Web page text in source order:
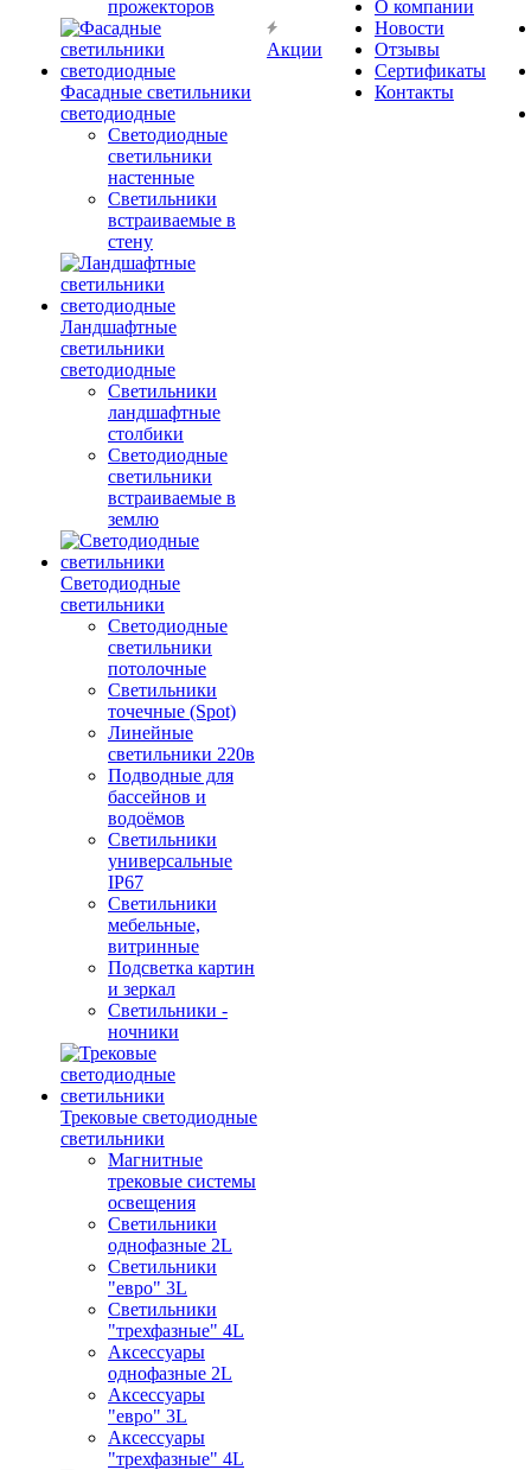
прожекторов
Фасадные светильники
светодиодные
Светодиодные
светильники
настенные
Светильники
встраиваемые в
стену
Ландшафтные
светильники
светодиодные
Светильники
ландшафтные
столбики
Светодиодные
светильники
встраиваемые в
землю
Светодиодные
светильники
Светодиодные
светильники
потолочные
Светильники
точечные (Spot)
Линейные
светильники 220в
Подводные для
бассейнов и
водоёмов
Светильники
универсальные
IP67
Светильники
мебельные,
витринные
Подсветка картин
и зеркал
Светильники -
ночники
Трековые светодиодные
светильники
Магнитные
трековые системы
освещения
Светильники
однофазные 2L
Светильники
"евро" 3L
Светильники
"трехфазные" 4L
Аксессуары
однофазные 2L
Аксессуары
"евро" 3L
Аксессуары
"трехфазные" 4L
Акции
О компании
Новости
Отзывы
Сертификаты
Контакты